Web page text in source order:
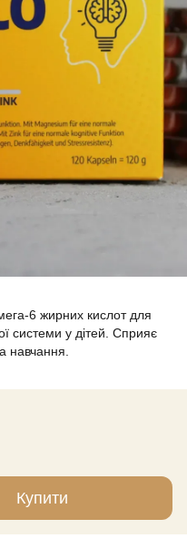
6 жирних кислот для
системи у дітей. Сприяє
навчання.
Купити